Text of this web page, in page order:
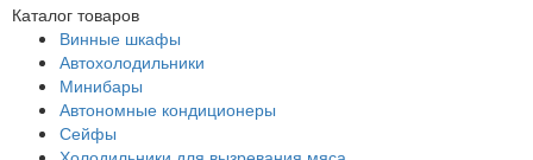
Каталог товаров
Винные шкафы
Автохолодильники
Минибары
Автономные кондиционеры
Сейфы